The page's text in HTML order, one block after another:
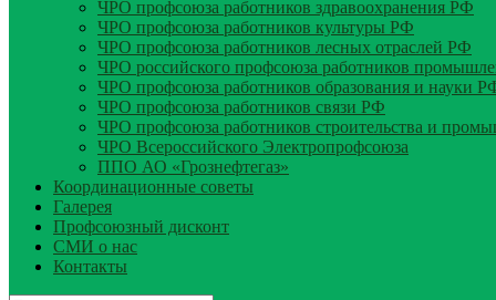
ЧРО профсоюза работников здравоохранения РФ
ЧРО профсоюза работников культуры РФ
ЧРО профсоюза работников лесных отраслей РФ
ЧРО российского профсоюза работников
ЧРО профсоюза работников образования и науки
ЧРО профсоюза работников связи РФ
ЧРО профсоюза работников строительства и
ЧРО Всероссийского Электропрофсоюза
ППО АО «Грознефтегаз»
Координационные советы
Галерея
Профсоюзный дисконт
СМИ о нас
Контакты